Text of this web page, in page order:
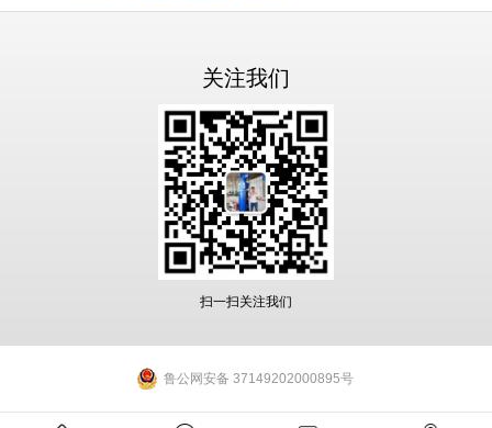
关注我们
扫一扫关注我们
鲁公网安备 37149202000895号